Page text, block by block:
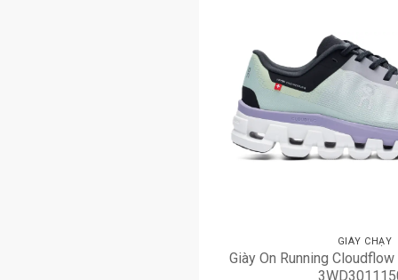
GIÀY CHẠY
Giày On Running Cloudflow